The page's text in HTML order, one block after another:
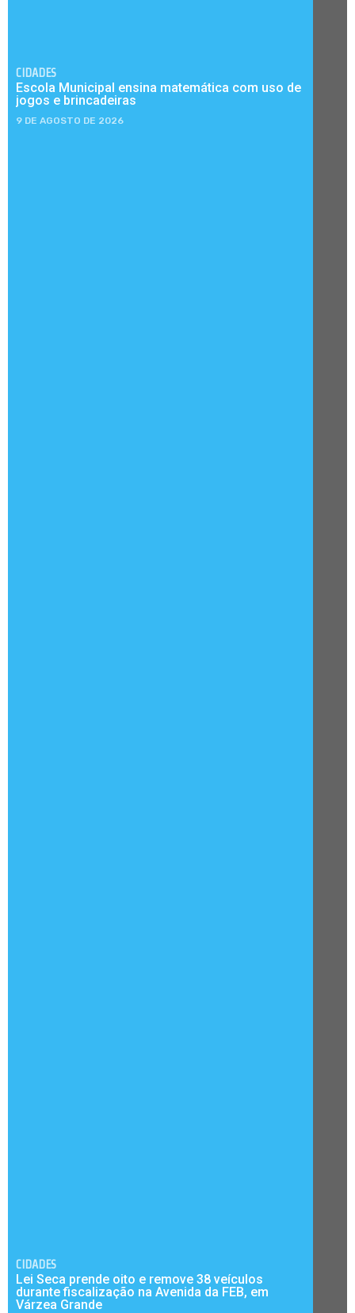
CIDADES
Escola Municipal ensina matemática com uso de
jogos e brincadeiras
9 DE AGOSTO DE 2026
CIDADES
Lei Seca prende oito e remove 38 veículos
durante fiscalização na Avenida da FEB, em
Várzea Grande